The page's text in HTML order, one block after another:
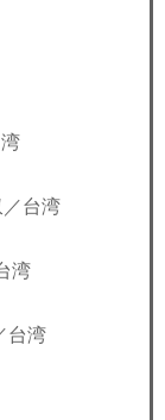
台湾
湾
台湾